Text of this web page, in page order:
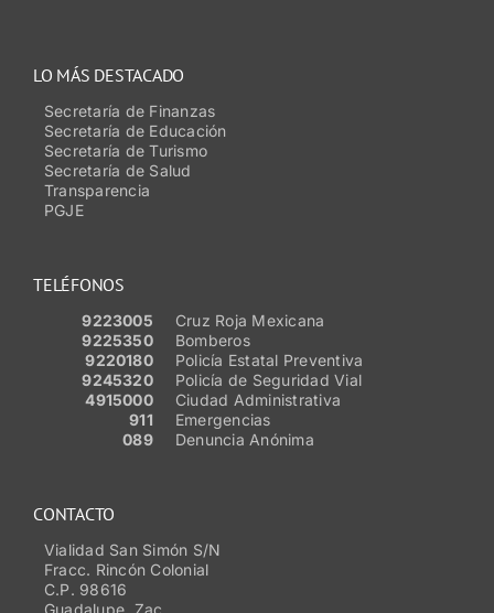
TELÉFONOS
9223005
Cruz Roja Mexicana
9225350
Bomberos
9220180
Policía Estatal Preventiva
9245320
Policía de Seguridad Vial
4915000
Ciudad Administrativa
911
Emergencias
089
Denuncia Anónima
LO MÁS DESTACADO
Secretaría de Finanzas
Secretaría de Educación
Secretaría de Turismo
Secretaría de Salud
Transparencia
PGJE
CONTACTO
Vialidad San Simón S/N
Fracc. Rincón Colonial
C.P. 98616
Guadalupe, Zac.